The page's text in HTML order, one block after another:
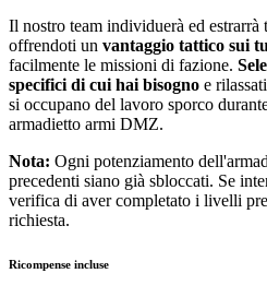
Il nostro team individuerà ed estrarrà
offrendoti un vantaggio tattico sui
facilmente le missioni di fazione.
specifici di cui hai bisogno e
si occupano del lavoro sporco
armadietto armi DMZ.
Nota: Ogni potenziamento
precedenti siano già sbloccati. Se
verifica di aver completato i livelli
richiesta.
Ricompense incluse